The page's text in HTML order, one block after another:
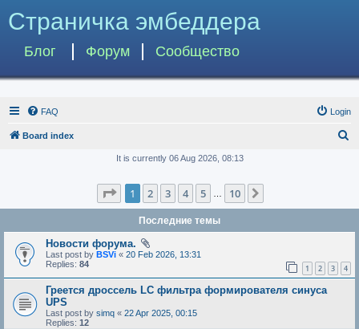
Страничка эмбеддера
Блог Форум Сообщество
FAQ Login
Board index
c
h
It is currently 06 Aug 2026, 08:13
Page 1of 10
1 2 3 4 5 10
Последние темы
Новости форума.
Last post by BSVi « 20 Feb 2026, 13:31
Replies: 84 1 2 3 4
Греется дроссель LC фильтра формирователя синуса
UPS
Last post by simq « 22 Apr 2025, 00:15
Replies: 12